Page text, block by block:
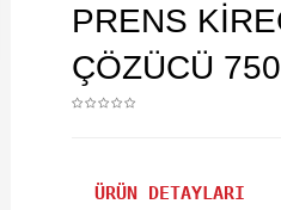
PRENS
ÇÖZÜCÜ
ÜRÜN DETAYLARI